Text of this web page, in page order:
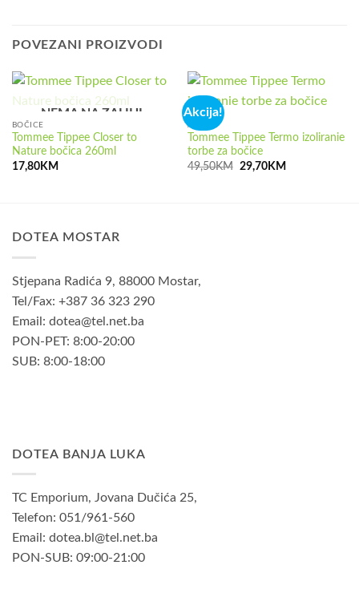
POVEZANI PROIZVODI
NEMA NA ZALIHI
BOČICE
Tommee Tippee Closer to
Nature bočica 260ml
17,80KM
Akcija!
AKCIJA
Tommee Tippee Termo izoliranie
torbe za bočice
49,50KM
Izvorna
29,70KM
DOTEA MOSTAR
Stjepana Radića 9, 88000 Mostar,
Tel/Fax: +387 36 323 290
Email: dotea@tel.net.ba
PON-PET: 8:00-20:00
SUB: 8:00-18:00
DOTEA BANJA LUKA
TC Emporium, Jovana Dučića 25,
Telefon: 051/961-560
Email: dotea.bl@tel.net.ba
PON-SUB: 09:00-21:00